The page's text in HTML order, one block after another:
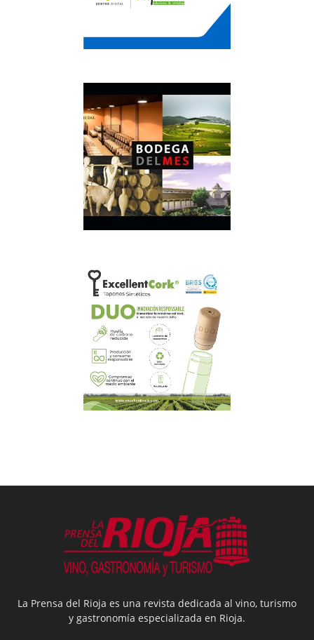
La Prensa del Rioja es una revista dedicada al vino, turismo
y gastronomía especializada en Rioja.